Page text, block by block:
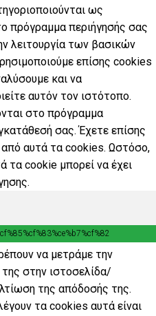
ως
πρόγραμμα περιήγησής σας
λειτουργία των βασικών
επίσης cookies
και να
αυτόν τον ιστότοπο.
στο πρόγραμμα
σας. Έχετε επίσης
από αυτά τα cookies. Ωστόσο,
τα cookie μπορεί να έχει
να μετράμε την
στην ιστοσελίδα/
της απόδοσής της.
τα cookies αυτά είναι